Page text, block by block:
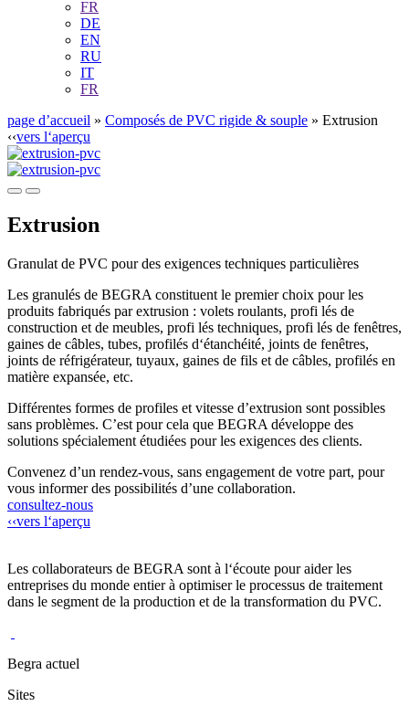
FR
DE
EN
RU
IT
FR
page d’accueil » Composés de PVC rigide & souple » Extrusion
‹‹vers l‘aperçu
Extrusion
Granulat de PVC pour des exigences techniques particulières
Les granulés de BEGRA constituent le premier choix pour les
produits fabriqués par extrusion : volets roulants, profi lés de
construction et de meubles, profi lés techniques, profi lés de fenêtres,
gaines de câbles, tubes, profilés d‘étanchéité, joints de fenêtres,
joints de réfrigérateur, tuyaux, gaines de fils et de câbles, profilés en
matière expansée, etc.
Différentes formes de profiles et vitesse d’extrusion sont possibles
sans problèmes. C’est pour cela que BEGRA développe des
solutions spécialement étudiées pour les exigences des clients.
Convenez d’un rendez-vous, sans engagement de votre part, pour
vous informer des possibilités d’une collaboration.
consultez-nous
‹‹vers l‘aperçu
Les collaborateurs de BEGRA sont à l‘écoute pour aider les
entreprises du monde entier à optimiser le processus de traitement
dans le segment de la production et de la transformation du PVC.
Begra actuel
Sites